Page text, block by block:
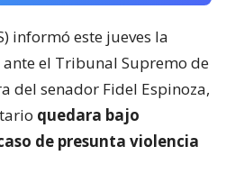
informó este jueves la
el Tribunal Supremo de
del senador Fidel Espinoza,
quedara bajo
de presunta violencia